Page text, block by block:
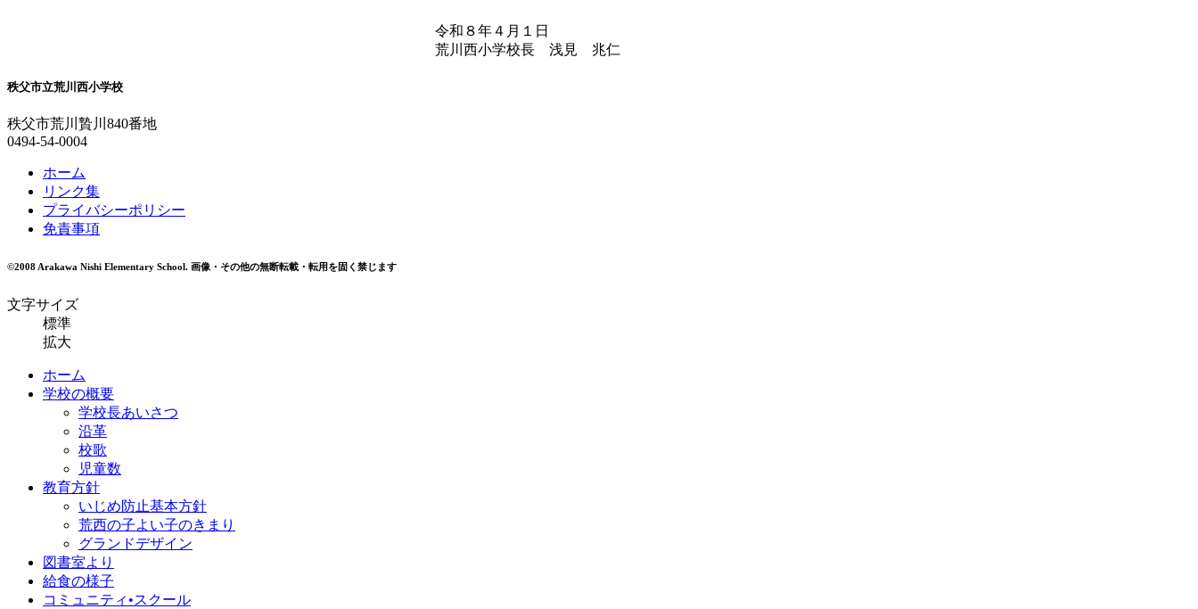
令和８年４月１日
荒川西小学校長 浅見 兆仁
秩父市立荒川西小学校
秩父市荒川贄川840番地
0494-54-0004
ホーム
リンク集
プライバシーポリシー
免責事項
©2008 Arakawa Nishi Elementary School. 画像・その他の無断転載・転用を固く禁じます
文字サイズ
標準
拡大
ホーム
学校の概要
学校長あいさつ
沿革
校歌
児童数
教育方針
いじめ防止基本方針
荒西の子よい子のきまり
グランドデザイン
図書室より
給食の様子
コミュニティ•スクール